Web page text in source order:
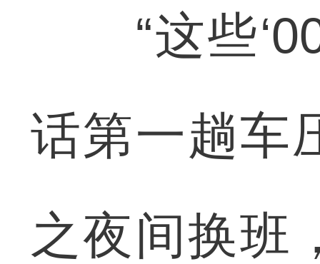
“这些‘00
话第一趟车
之夜间换班